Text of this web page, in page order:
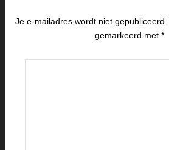
Je e-mailadres wordt niet gepubliceerd.
gemarkeerd met*